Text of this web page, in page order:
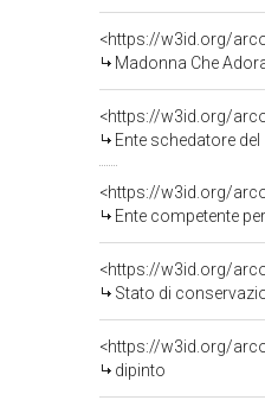
<https://w3id.org/
Madonna Che
<https://w3id.org/
Ente schedatore
<https://w3id.org/
Ente competente per
<https://w3id.org/
Stato di
<https://w3id.org/
dipinto